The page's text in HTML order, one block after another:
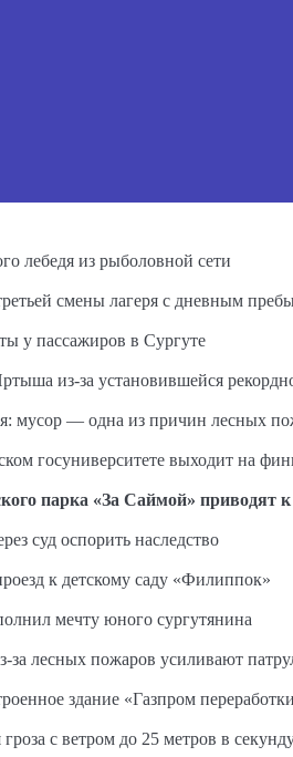
лебедя из рыболовной сети
смены лагеря с дневным
у пассажиров в Сургуте
из-за установившейся
мусор — одна из причин лесных
госуниверситете выходит на
парка «За Саймой» приводят
суд оспорить наследство
к детскому саду «Филиппок»
мечту юного сургутянина
лесных пожаров усиливают
здание «Газпром
с ветром до 25 метров в